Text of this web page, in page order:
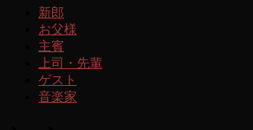
新郎
お父様
主賓
上司・先輩
ゲスト
音楽家